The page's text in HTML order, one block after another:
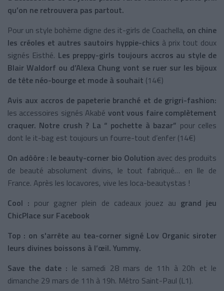
qu’on ne retrouvera pas partout.
Pour un style bohème digne des it-girls de Coachella, on chine
les créoles et autres sautoirs hyppie-chics à prix tout doux
signés Eisthé. Les preppy-girls toujours accros au style de
Blair Waldorf ou d’Alexa Chung vont se ruer sur les bijoux
de tête néo-bourge et mode à souhait (14€)
Avis aux accros de papeterie branché et de grigri-fashion:
les accessoires signés Akabé vont vous faire complètement
craquer. Notre crush ? La “ pochette à bazar” pour celles
dont le it-bag est toujours un fourre-tout d’enfer (14€)
On adôôre : le beauty-corner bio Oolution avec des produits
de beauté absolument divins, le tout fabriqué… en Ile de
France. Après les locavores, vive les loca-beautystas !
Cool : pour gagner plein de cadeaux jouez au grand jeu
ChicPlace sur Facebook
Top : on s'arrête au tea-corner signé Lov Organic siroter
leurs divines boissons à l’œil. Yummy.
Save the date : le samedi 28 mars de 11h à 20h et le
dimanche 29 mars de 11h à 19h. Métro Saint-Paul (L1).